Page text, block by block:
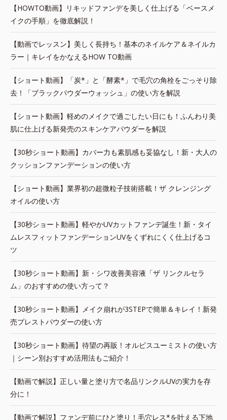
【HOWTO動画】リキッドファンデを美しく仕上げる「ベースメ
イクの手順」を徹底解説！
【動画でレッスン】美しく長持ち！基本のネイルケア＆ネイルカ
ラー｜キレイをかなえるHOW TO動画
【ショート動画】「炭*」と「酵素*」で毛穴の角栓をごっそり除
去！「ブラックパウダーウォッシュ」の使い方を解説
【ショート動画】軽めのメイクで過ごしたい日にも！ふんわり美
肌に仕上げる新発売のスキンケアパウダーを解説
【30秒ショート動画】カバー力も素肌感も妥協なし！新・大人の
クッションファンデーションの使い方
【ショート動画】業界初の超微粒子技術搭載！ザ クレンジング
オイルの使い方
【30秒ショート動画】軽やかUVカットファンデ誕生！新・タイ
ムレスフィットファンデーションUVをくずれにくく仕上げるコ
ツ
【30秒ショート動画】新・シワ改善美容液「ザ リンクルセラ
ム」のおすすめの使い方って？
【30秒ショート動画】メイク崩れが3STEPで簡単＆キレイ！新発
売プレストパウダーの使い方
【30秒ショート動画】待望の再販！オルビスユーミストの使い方
｜シーン別おすすめ活用法もご紹介！
【動画で解説】正しい量と塗り方で名品リンクルUVの実力を存
分に！
【動画で解説】ファンデ前にひと塗り！毛穴レス*を叶える下地